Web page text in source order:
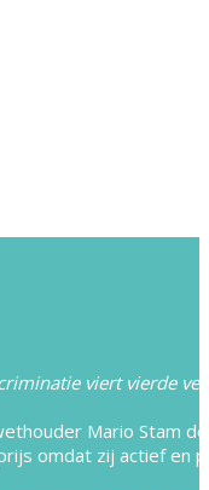
viert vierde
Mario Stam
omdat zij actief en